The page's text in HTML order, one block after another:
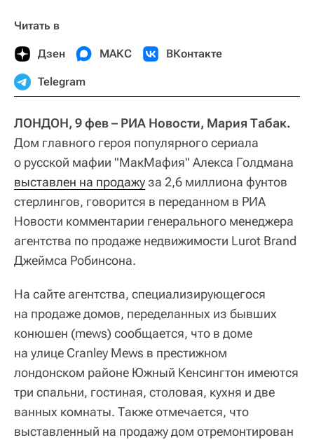
Читать в
Дзен МАКС ВКонтакте
Telegram
ЛОНДОН, 9 фев – РИА Новости, Мария Табак.
Дом главного героя популярного сериала
о русской мафии "МакМафия" Алекса Голдмана
выставлен на продажуза 2,6 миллиона фунтов
стерлингов, говорится в переданном в РИА
Новости комментарии генерального менеджера
агентства по продаже недвижимости Lurot Brand
Джеймса Робинсона.
На сайте агентства, специализирующегося
на продаже домов, переделанных из бывших
конюшен (mews) сообщается, что в доме
на улице Cranley Mews в престижном
лондонском районе Южный Кенсингтон имеются
три спальни, гостиная, столовая, кухня и две
ванных комнаты. Также отмечается, что
выставленный на продажу дом отремонтирован